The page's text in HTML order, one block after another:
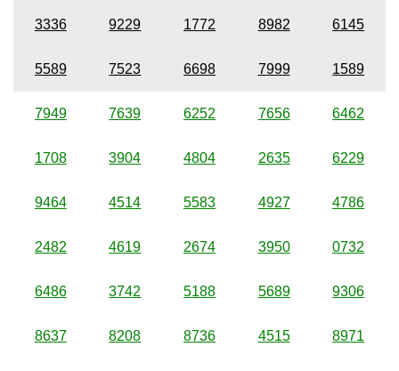
3336 9229 1772 8982 6145
5589 7523 6698 7999 1589
7949 7639 6252 7656 6462
1708 3904 4804 2635 6229
9464 4514 5583 4927 4786
2482 4619 2674 3950 0732
6486 3742 5188 5689 9306
8637 8208 8736 4515 8971